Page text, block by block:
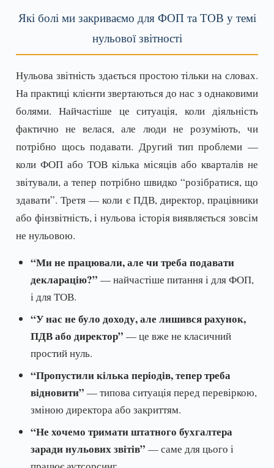
Які болі ми закриваємо для ФОП та ТОВ у темі
нульової звітності
Нульова звітність здається простою тільки на словах.
На практиці клієнти звертаються до нас з однаковими
болями. Найчастіше це ситуація, коли діяльність
фактично не велася, але люди не розуміють, чи
потрібно щось подавати. Другий тип проблеми —
коли ФОП або ТОВ кілька місяців або кварталів не
звітували, а тепер потрібно швидко “розібратися, що
здавати”. Третя — коли є ПДВ, директор, працівники
або фінзвітність, і нульова історія виявляється зовсім
не нульовою.
“Ми не працювали, але чи треба подавати
декларацію?” — найчастіше питання і для ФОП,
і для ТОВ.
“У нас не було доходу, але лишився рахунок,
ПДВ або директор” — це вже не класичний
простий нуль.
“Пропустили кілька періодів, тепер треба
відновити” — типова ситуація перед перевіркою,
зміною директора або закриттям.
“Не хочемо тримати штатного бухгалтера
заради нульових звітів” — саме для цього і